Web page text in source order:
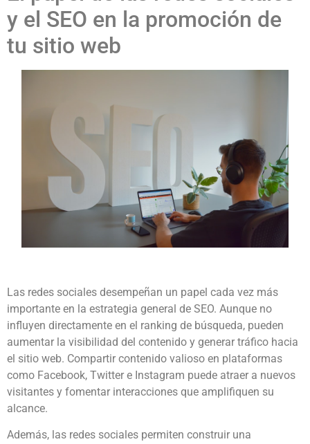
y el SEO en la promoción de
tu sitio web
Las redes sociales desempeñan un papel cada vez más
importante en la estrategia general de SEO. Aunque no
influyen directamente en el ranking de búsqueda, pueden
aumentar la visibilidad del contenido y generar tráfico hacia
el sitio web. Compartir contenido valioso en plataformas
como Facebook, Twitter e Instagram puede atraer a nuevos
visitantes y fomentar interacciones que amplifiquen su
alcance.
Además, las redes sociales permiten construir una